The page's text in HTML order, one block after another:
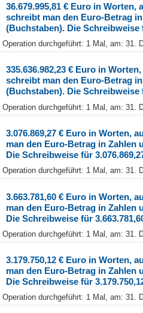
36.679.995,81 € Euro in Worten,
schreibt man den Euro-Betrag
(Buchstaben). Die Schreibweise
Operation durchgeführt: 1 Mal, am: 31.
335.636.982,23 € Euro in
schreibt man den Euro-Betrag
(Buchstaben). Die Schreibweise
Operation durchgeführt: 1 Mal, am: 31.
3.076.869,27 € Euro in Worten,
man den Euro-Betrag in Zahlen
Die Schreibweise für
Operation durchgeführt: 1 Mal, am: 31.
3.663.781,60 € Euro in Worten,
man den Euro-Betrag in Zahlen
Die Schreibweise für
Operation durchgeführt: 1 Mal, am: 31.
3.179.750,12 € Euro in Worten,
man den Euro-Betrag in Zahlen
Die Schreibweise für
Operation durchgeführt: 1 Mal, am: 31.